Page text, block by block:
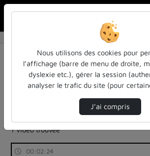
Résultats de la recherche
Filtres actifs (cliquer pour en retirer) :
reportages
sdun-videos-en-ligne
sdun-videos-en-ligne
sdun-videos-en-
sdun-videos-en-ligne
baroque
1 vidéo trouvée
00:02:24
Nous utilisons des cookies pour
l’affichage (barre de menu de droite,
dyslexie etc.), gérer la session
analyser le trafic du site (pour
J’ai compris